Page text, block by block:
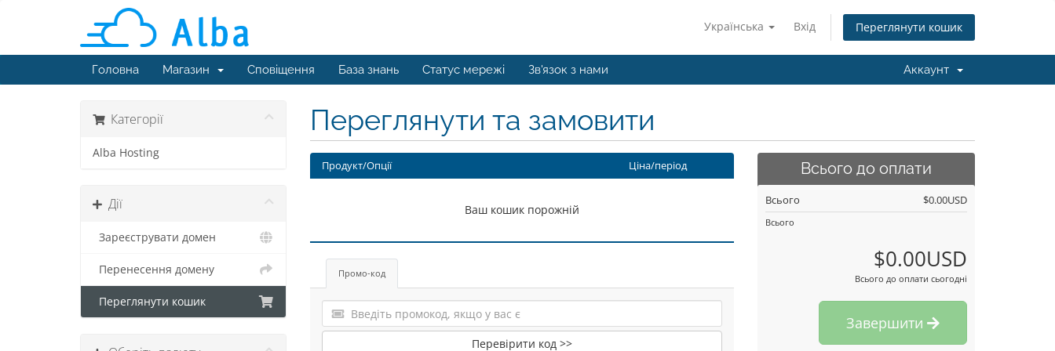
Українська Вхід Переглянути кошик
Головна Магазин Сповіщення База знань Статус мережі Зв'язок з нами Аккаунт
Категорії
Alba Hosting
Дії
Зареєструвати домен
Перенесення домену
Переглянути кошик
Переглянути та замовити
Продукт/Опції Ціна/період
Ваш кошик порожній
Промо-код
Перевірити код >>
Всього до оплати
Всього $0.00USD
Всього
$0.00USD
Всього до оплати сьогодні
Завершити